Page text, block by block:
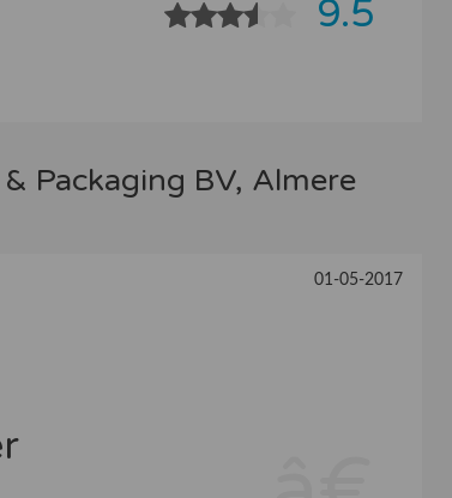
9.5
Packaging BV, Almere
01-05-2017